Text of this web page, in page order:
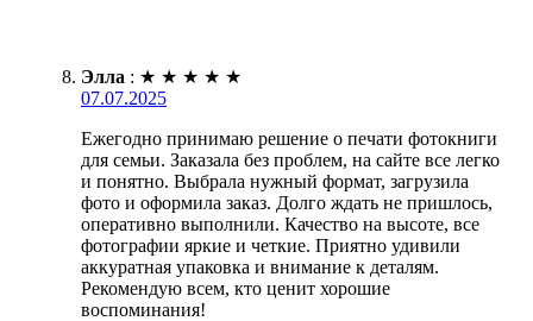
Элла : ★ ★ ★ ★ ★
07.07.2025
Ежегодно принимаю решение о печати фотокниги
для семьи. Заказала без проблем, на сайте все легко
и понятно. Выбрала нужный формат, загрузила
фото и оформила заказ. Долго ждать не пришлось,
оперативно выполнили. Качество на высоте, все
фотографии яркие и четкие. Приятно удивили
аккуратная упаковка и внимание к деталям.
Рекомендую всем, кто ценит хорошие
воспоминания!